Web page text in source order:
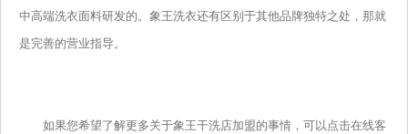
中高端洗衣面料研发的。象王洗衣还有区别于其他品牌独特之处，那就
是完善的营业指导。
如果您希望了解更多关于象王干洗店加盟的事情，可以点击在线客